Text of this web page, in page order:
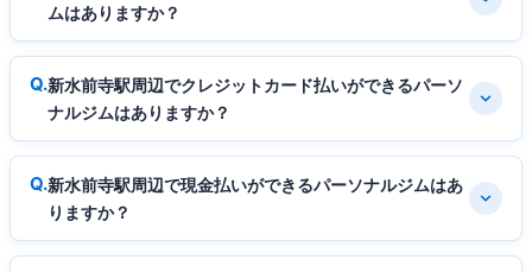
ムはありますか？
新水前寺駅周辺でクレジットカード払いができるパーソ
ナルジムはありますか？
新水前寺駅周辺で現金払いができるパーソナルジムはあ
りますか？